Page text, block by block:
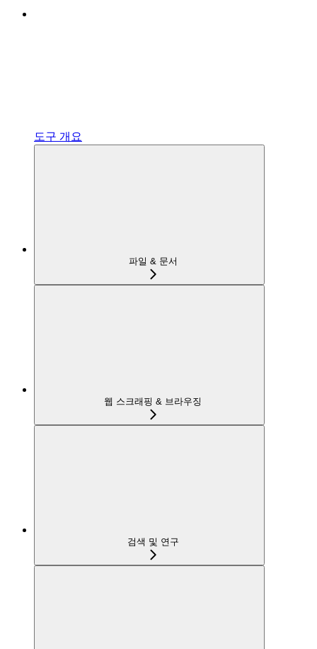
도구 개요
파일 & 문서
웹 스크래핑 & 브라우징
검색 및 연구